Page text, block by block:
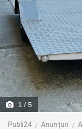
1 / 5
Publi24 Anunțuri